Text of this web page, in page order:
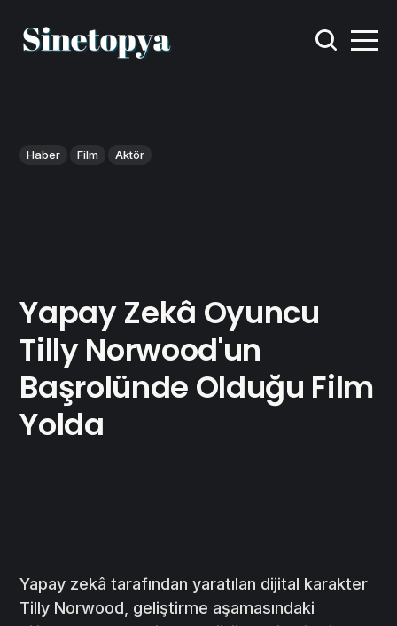
Haber Film Aktör
Yapay Zekâ Oyuncu
Tilly Norwood'un
Başrolünde Olduğu Film
Yolda
Yapay zekâ tarafından yaratılan dijital karakter
Tilly Norwood, geliştirme aşamasındaki